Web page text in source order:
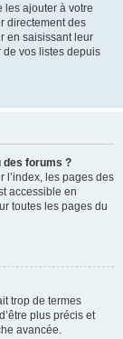
les ajouter à votre
directement des
en saisissant leur
de vos listes depuis
des forums ?
l’index, les pages des
accessible en
toutes les pages du
trop de termes
plus précis et
avancée.